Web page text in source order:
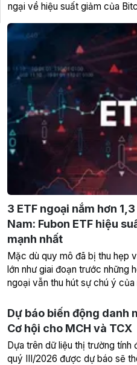
3 ETF ngoại nắm hơn
Nam: Fubon ETF hiệu
mạnh nhất
Mặc dù quy mô đã bị thu hẹp
lớn như giai đoạn trước những
ngoại vẫn thu hút sự chú ý của
ngại về hiệu suất giảm của
Dự báo biến động danh
Cơ hội cho MCH và TCX
Dựa trên dữ liệu thị trường
quý III/2026 được dự báo sẽ